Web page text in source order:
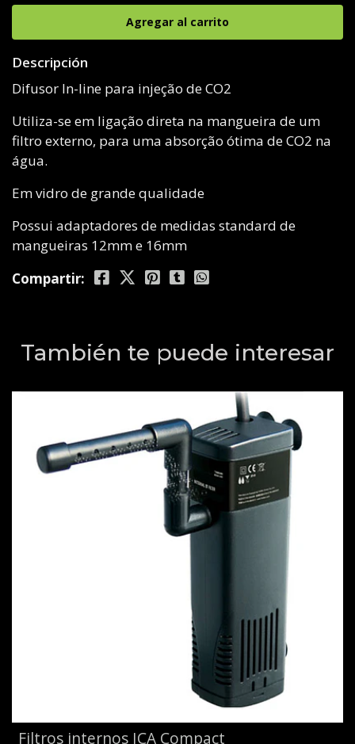
Descripción
Difusor In-line para injeção de CO2
Utiliza-se em ligação direta na mangueira de um
filtro externo, para uma absorção ótima de CO2 na
água.
Em vidro de grande qualidade
Possui adaptadores de medidas standard de
mangueiras 12mm e 16mm
Compartir:
También te puede interesar
Filtros internos ICA Compact